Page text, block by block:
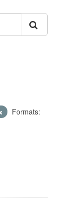
Formats: